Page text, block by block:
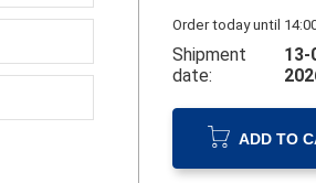
Order today until
Shipment
date:
13-
ADD TO